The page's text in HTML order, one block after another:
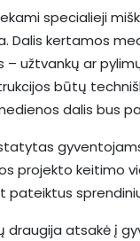
specialieji
Dalis kertamos
užtvankų ar
būtų
dalis bus
projekto keitimo
pateiktus
draugija atsakė į